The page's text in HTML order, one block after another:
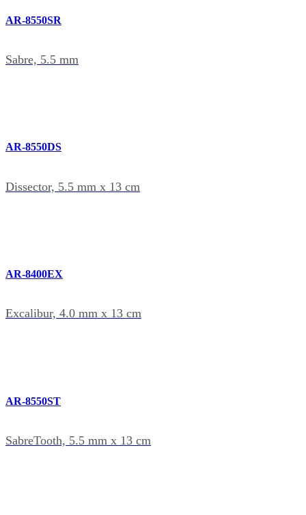
AR-8550SR
Sabre, 5.5 mm
AR-8550DS
Dissector, 5.5 mm x 13 cm
AR-8400EX
Excalibur, 4.0 mm x 13 cm
AR-8550ST
SabreTooth, 5.5 mm x 13 cm